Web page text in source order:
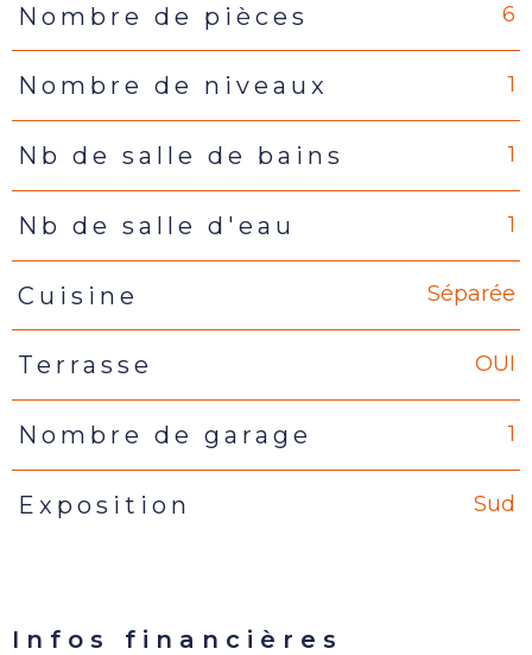
Nombre de pièces 6
Nombre de niveaux 1
Nb de salle de bains 1
Nb de salle d'eau 1
Cuisine Séparée
Terrasse OUI
Nombre de garage 1
Exposition Sud
Infos financières